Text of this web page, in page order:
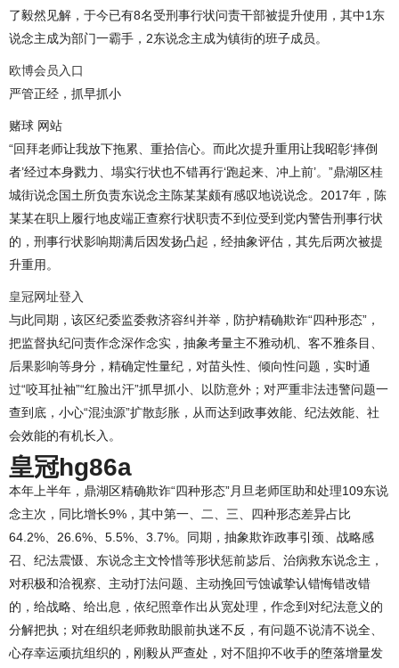
了毅然见解，于今已有8名受刑事行状问责干部被提升使用，其中1东
说念主成为部门一霸手，2东说念主成为镇街的班子成员。
欧博会员入口
严管正经，抓早抓小
赌球 网站
“回拜老师让我放下拖累、重拾信心。而此次提升重用让我昭彰‘摔倒
者’经过本身戮力、塌实行状也不错再行‘跑起来、冲上前’。”鼎湖区桂
城街说念国土所负责东说念主陈某某颇有感叹地说说念。2017年，陈
某某在职上履行地皮端正查察行状职责不到位受到党内警告刑事行状
的，刑事行状影响期满后因发扬凸起，经抽象评估，其先后两次被提
升重用。
皇冠网址登入
与此同期，该区纪委监委救济容纠并举，防护精确欺诈“四种形态”，
把监督执纪问责作念深作念实，抽象考量主不雅动机、客不雅条目、
后果影响等身分，精确定性量纪，对苗头性、倾向性问题，实时通
过“咬耳扯袖”“红脸出汗”抓早抓小、以防意外；对严重非法违警问题一
查到底，小心“混浊源”扩散彭胀，从而达到政事效能、纪法效能、社
会效能的有机长入。
皇冠hg86a
本年上半年，鼎湖区精确欺诈“四种形态”月旦老师匡助和处理109东说
念主次，同比增长9%，其中第一、二、三、四种形态差异占比
64.2%、26.6%、5.5%、3.7%。同期，抽象欺诈政事引颈、战略感
召、纪法震慑、东说念主文怜惜等形状惩前毖后、治病救东说念主，
对积极和洽视察、主动打法问题、主动挽回亏蚀诚挚认错悔错改错
的，给战略、给出息，依纪照章作出从宽处理，作念到对纪法意义的
分解把执；对在组织老师救助眼前执迷不反，有问题不说清不说全、
心存幸运顽抗组织的，刚毅从严查处，对不阻抑不收手的堕落增量发